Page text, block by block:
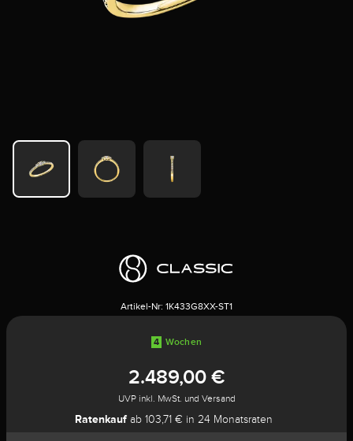
Artikel-Nr: 1K433G8XX-ST1
4 Wochen
2.489,00 €
UVP inkl. MwSt. und Versand
Ratenkaufab 103,71 € in 24 Monatsraten